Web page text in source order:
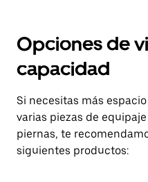
Opciones de
capacidad
Si necesitas más
varias piezas de
piernas, te
siguientes productos: